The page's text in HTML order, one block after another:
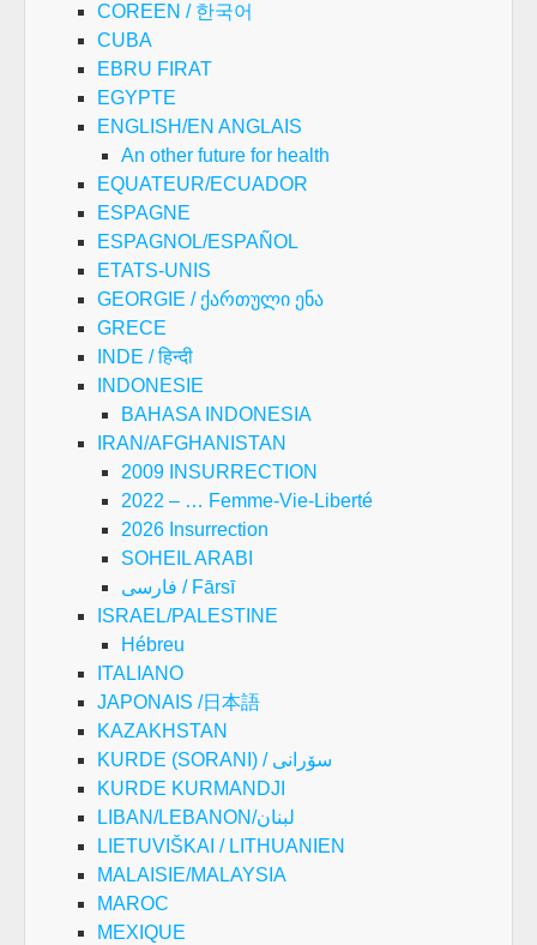
COREEN / 한국어
CUBA
EBRU FIRAT
EGYPTE
ENGLISH/EN ANGLAIS
An other future for health
EQUATEUR/ECUADOR
ESPAGNE
ESPAGNOL/ESPAÑOL
ETATS-UNIS
GEORGIE / ქართული ენა
GRECE
INDE / हिन्दी
INDONESIE
BAHASA INDONESIA
IRAN/AFGHANISTAN
2009 INSURRECTION
2022 – … Femme-Vie-Liberté
2026 Insurrection
SOHEIL ARABI
فارسی / Fārsī
ISRAEL/PALESTINE
Hébreu
ITALIANO
JAPONAIS /日本語
KAZAKHSTAN
KURDE (SORANI) / سۆرانی
KURDE KURMANDJI
LIBAN/LEBANON/لبنان
LIETUVIŠKAI / LITHUANIEN
MALAISIE/MALAYSIA
MAROC
MEXIQUE